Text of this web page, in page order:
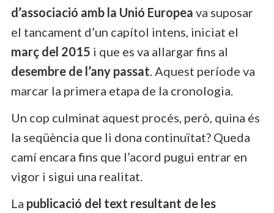
d’associació amb la Unió Europea va suposar
el tancament d’un capítol intens, iniciat el
març del 2015 i que es va allargar fins al
desembre de l’any passat. Aquest període va
marcar la primera etapa de la cronologia.
Un cop culminat aquest procés, però, quina és
la seqüència que li dona continuïtat? Queda
camí encara fins que l’acord pugui entrar en
vigor i sigui una realitat.
La publicació del text resultant de les